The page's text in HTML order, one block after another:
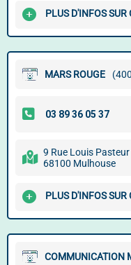
PLUS D'INFOS SUR
MARS ROUGE
9 Rue Louis Pasteur
68100 Mulhouse
PLUS D'INFOS SUR
COMMUNICATION